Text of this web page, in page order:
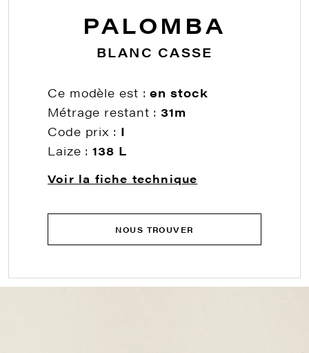
PALOMBA
BLANC CASSE
Ce modèle est :en stock
Métrage restant :31m
Code prix : I
Laize :138 L
Voir la fiche technique
NOUS TROUVER